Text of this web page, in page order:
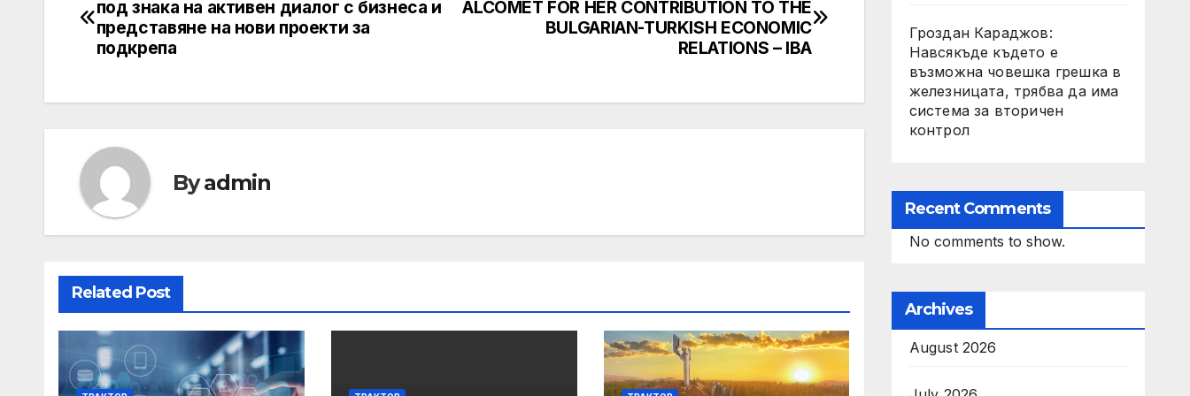
navigation
ALCOMET FOR HER CONTRIBUTION TO THE
BULGARIAN-TURKISH ECONOMIC
RELATIONS – IBA
под знака на активен диалог с бизнеса и
представяне на нови проекти за
подкрепа
Byadmin
Related Post
Гроздан Караджов:
Навсякъде където е
възможна човешка грешка в
железницата, трябва да има
система за вторичен
контрол
Recent Comments
No comments to show.
Archives
August 2026